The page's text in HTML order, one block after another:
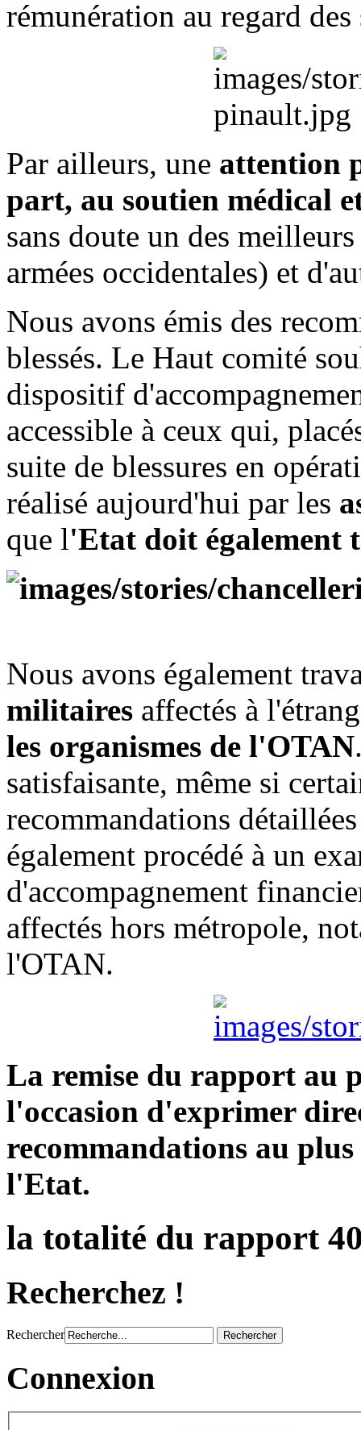
rémunération au regard
Par ailleurs, une attention
part, au soutien médical
sans doute un des
armées occidentales) et
Nous avons émis des
blessés. Le Haut comité
dispositif
accessible à ceux qui,
suite de blessures en
réalisé aujourd'hui par les
que l'Etat doit également
Nous avons également
militaires affectés à
les organismes de l'OTAN
satisfaisante, même si
recommandations
également procédé à un
d'accompagnement
affectés hors métropole,
l'OTAN.
La remise du rapport au
l'occasion d'exprimer
recommandations au
l'Etat.
la totalité du rapport
Recherchez !
Rechercher
Connexion